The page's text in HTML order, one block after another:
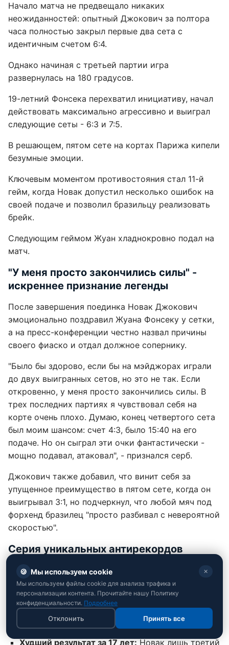
Начало матча не предвещало никаких
неожиданностей: опытный Джокович за полтора
часа полностью закрыл первые два сета с
идентичным счетом 6:4.
Однако начиная с третьей партии игра
развернулась на 180 градусов.
19-летний Фонсека перехватил инициативу, начал
действовать максимально агрессивно и выиграл
следующие сеты - 6:3 и 7:5.
В решающем, пятом сете на кортах Парижа кипели
безумные эмоции.
Ключевым моментом противостояния стал 11-й
гейм, когда Новак допустил несколько ошибок на
своей подаче и позволил бразильцу реализовать
брейк.
Следующим геймом Жуан хладнокровно подал на
матч.
"У меня просто закончились силы" -
искреннее признание легенды
После завершения поединка Новак Джокович
эмоционально поздравил Жуана Фонсеку у сетки,
а на пресс-конференции честно назвал причины
своего фиаско и отдал должное сопернику.
"Было бы здорово, если бы на мэйджорах играли
до двух выигранных сетов, но это не так. Если
откровенно, у меня просто закончились силы. В
трех последних партиях я чувствовал себя на
корте очень плохо. Думаю, конец четвертого сета
был моим шансом: счет 4:3, было 15:40 на его
подаче. Но он сыграл эти очки фантастически -
мощно подавал, атаковал", - признался серб.
Джокович также добавил, что винит себя за
упущенное преимущество в пятом сете, когда он
выигрывал 3:1, но подчеркнул, что любой мяч под
форхенд бразилец "просто разбивал с невероятной
скоростью".
Серия уникальных антирекордов
Это поражение стало для Новака Джоковича по-
настоящему историческим ударом по репутации и
принесло целую серию провальных
статистических маркеров:
Худший результат за 17 лет: Новак лишь третий
🍪 Мы используем cookie ✕
Мы используем файлы cookie для анализа трафика и
персонализации контента. Прочитайте нашу Политику
конфиденциальности. Подробнее
Отклонить Принять все